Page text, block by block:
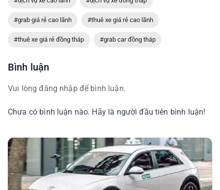
#grab giá rẻ cao lãnh #thuê xe giá rẻ cao lãnh
#thuê xe giá rẻ đồng tháp #grab car đồng tháp
Bình luận
Vui lòng đăng nhập để bình luận.
Chưa có bình luận nào. Hãy là người đầu tiên bình luận!